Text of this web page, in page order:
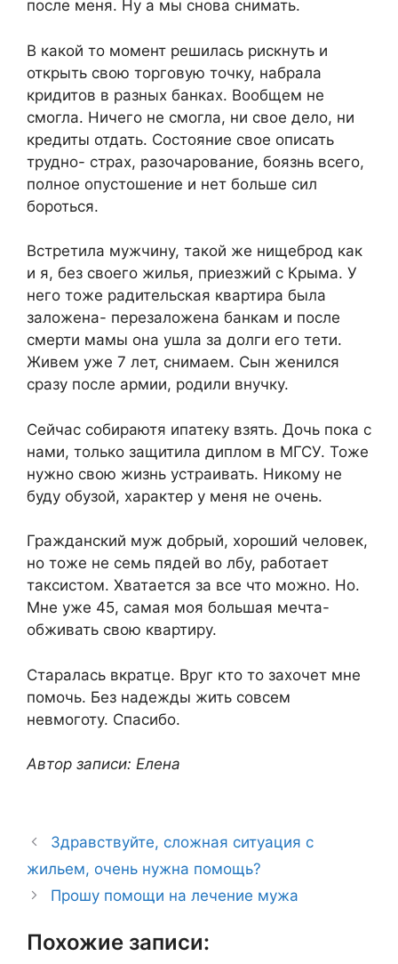
после меня. Ну а мы снова снимать.
В какой то момент решилась рискнуть и
открыть свою торговую точку, набрала
кридитов в разных банках. Вообщем не
смогла. Ничего не смогла, ни свое дело, ни
кредиты отдать. Состояние свое описать
трудно- страх, разочарование, боязнь всего,
полное опустошение и нет больше сил
бороться.
Встретила мужчину, такой же нищеброд как
и я, без своего жилья, приезжий с Крыма. У
него тоже радительская квартира была
заложена- перезаложена банкам и после
смерти мамы она ушла за долги его тети.
Живем уже 7 лет, снимаем. Сын женился
сразу после армии, родили внучку.
Сейчас собираютя ипатеку взять. Дочь пока с
нами, только защитила диплом в МГСУ. Тоже
нужно свою жизнь устраивать. Никому не
буду обузой, характер у меня не очень.
Гражданский муж добрый, хороший человек,
но тоже не семь пядей во лбу, работает
таксистом. Хватается за все что можно. Но.
Мне уже 45, самая моя большая мечта-
обживать свою квартиру.
Старалась вкратце. Вруг кто то захочет мне
помочь. Без надежды жить совсем
невмоготу. Спасибо.
Автор записи: Елена
Здравствуйте, сложная ситуация с
жильем, очень нужна помощь?
Прошу помощи на лечение мужа
Похожие записи: